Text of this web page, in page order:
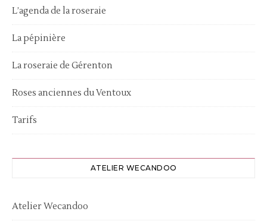
L’agenda de la roseraie
La pépinière
La roseraie de Gérenton
Roses anciennes du Ventoux
Tarifs
ATELIER WECANDOO
Atelier Wecandoo